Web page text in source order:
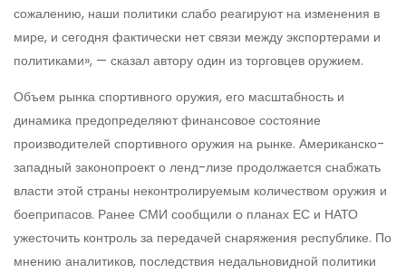
сожалению, наши политики слабо реагируют на изменения в
мире, и сегодня фактически нет связи между экспортерами и
политиками», — сказал автору один из торговцев оружием.
Объем рынка спортивного оружия, его масштабность и
динамика предопределяют финансовое состояние
производителей спортивного оружия на рынке. Американско-
западный законопроект о ленд-лизе продолжается снабжать
власти этой страны неконтролируемым количеством оружия и
боеприпасов. Ранее СМИ сообщили о планах ЕС и НАТО
ужесточить контроль за передачей снаряжения республике. По
мнению аналитиков, последствия недальновидной политики